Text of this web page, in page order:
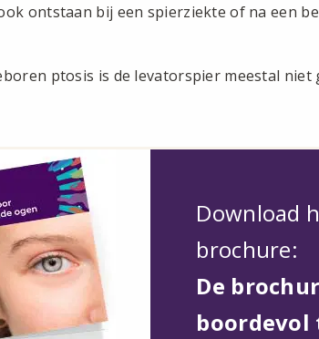
ontstaan bij een spierziekte of na een
ptosis is de levatorspier meestal niet
Download
brochure:
De
boordevol